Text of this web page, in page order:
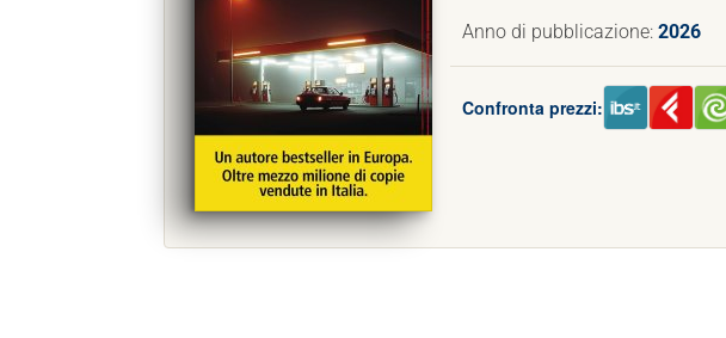
Anno di pubblicazione: 2026
Confronta prezzi: